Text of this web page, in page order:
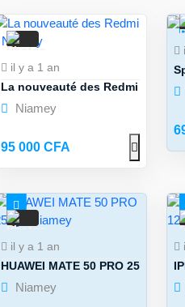
6
il y a 1 an
La nouveauté des Redmi
Niamey
95 000 CFA
2
il y a 1 an
HUAWEI MATE 50 PRO 256g
Niamey